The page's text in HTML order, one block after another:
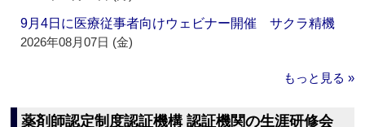
9月4日に医療従事者向けウェビナー開催 サクラ精機
2026年08月07日 (金)
もっと見る »
薬剤師認定制度認証機構 認証機関の生涯研修会